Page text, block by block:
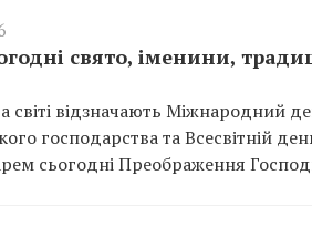
свято, іменини,
світі відзначають Міжнародний
господарства та Всесвітній
сьогодні Преображення